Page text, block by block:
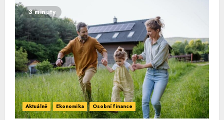
3 minuty
Aktuálně Ekonomika Osobní finance